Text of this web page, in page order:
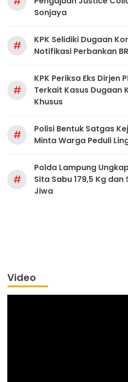
Sonjaya
#
KPK Selidiki Dugaan
Notifikasi Perbankan
#
KPK Periksa Eks Dirjen
Terkait Kasus Dugaan
Khusus
#
Polisi Bentuk Satgas
Minta Warga Peduli
#
Polda Lampung
Sita Sabu 179,5 Kg
Jiwa
Video